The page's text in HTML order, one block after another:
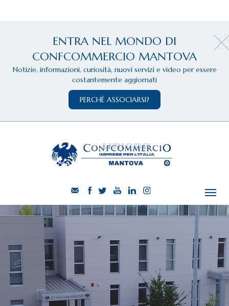
ENTRA NEL MONDO DI
CONFCOMMERCIO MANTOVA
Notizie, informazioni, curiosità, nuovi servizi e video per essere
costantemente aggiornati
PERCHÈ ASSOCIARSI?
CHI SIAMO
SERVIZI
CATEGORIE
DELEGAZIONI